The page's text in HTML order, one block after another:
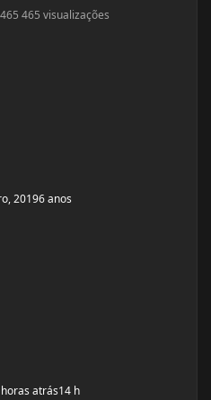
465 visualizações
20196 anos
atrás14 h